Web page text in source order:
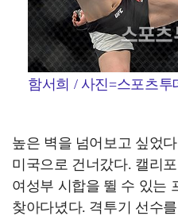
함서희 / 사진=스포츠투
높은 벽을 넘어보고 싶었
미국으로 건너갔다. 캘리
여성부 시합을 뛸 수 있는
찾아다녔다. 격투기 선수